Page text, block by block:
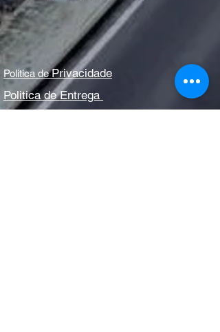
Politica dePrivacidade
Politica de Entrega